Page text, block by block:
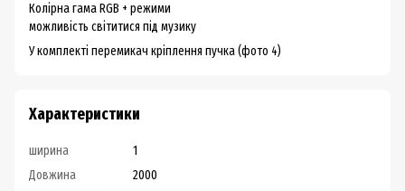
Колірна гама RGB + режими
можливість світитися під музику
У комплекті перемикач кріплення пучка (фото 4)
Характеристики
ширина
1
Довжина
2000